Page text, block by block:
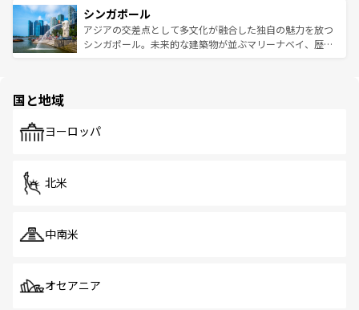
参照してほしい。
激する。気候は一年中温暖で、どの季節にも異なる楽しみ
が待っている。親しみやすいタイの人々、仏教を中心とし
た文化、そして多様な観光資源が、訪れる旅人を魅了し続
み、どこを訪れても感動するはず。観光スポットが密集し
ており、効率よく見どころを回れるのも魅力。息をのむよ
うな絶景から文化的な体験まで、香港を存分に楽しみ尽く
シンガポール
アジアの交差点として多文化が融合した独自の魅力を放つ
シンガポール。未来的な建築物が並ぶマリーナベイ、歴史
で、ホーカーズは地元の風情を楽しめる外せないスポット
国と地域
ヨーロッパ
北米
中南米
オセアニア